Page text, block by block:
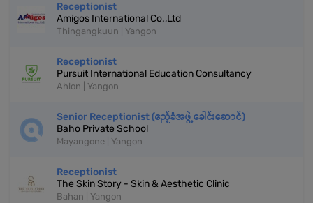
Receptionist
Amigos International Co.,Ltd
Thingangkuun | Yangon
Receptionist
Pursuit International Education Consultancy
Ahlon | Yangon
Senior Receptionist (ဧည့်ခံအဖွဲ့ခေါင်းဆောင်)
Baho Private School
Mayangone | Yangon
Receptionist
The Skin Story - Skin & Aesthetic Clinic
Bahan | Yangon